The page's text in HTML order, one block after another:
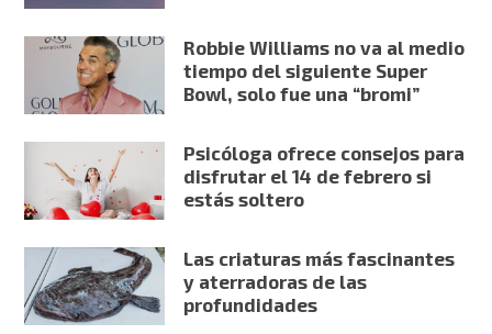
Robbie Williams no va al medio
tiempo del siguiente Super
Bowl, solo fue una “bromi”
Psicóloga ofrece consejos para
disfrutar el 14 de febrero si
estás soltero
Las criaturas más fascinantes
y aterradoras de las
profundidades